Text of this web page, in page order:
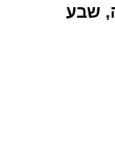
שבע